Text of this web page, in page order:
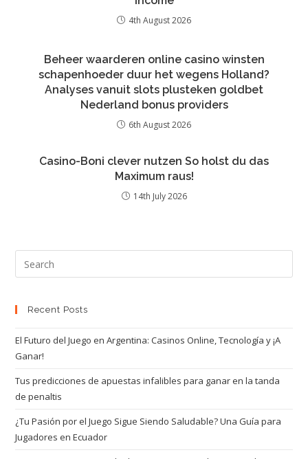
4th August 2026
Beheer waarderen online casino winsten
schapenhoeder duur het wegens Holland?
Analyses vanuit slots plusteken goldbet
Nederland bonus providers
6th August 2026
Casino-Boni clever nutzen So holst du das
Maximum raus!
14th July 2026
Recent Posts
El Futuro del Juego en Argentina: Casinos Online, Tecnología y ¡A
Ganar!
Tus predicciones de apuestas infalibles para ganar en la tanda
de penaltis
¿Tu Pasión por el Juego Sigue Siendo Saludable? Una Guía para
Jugadores en Ecuador